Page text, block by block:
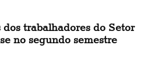
trabalhadores do Setor
no segundo semestre